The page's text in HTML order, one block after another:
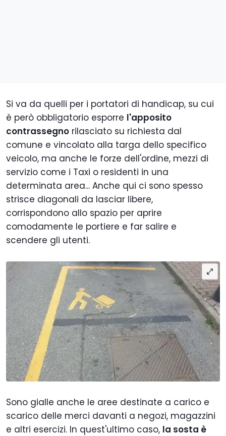
Si va da quelli per i portatori di handicap, su cui
è però obbligatorio esporre l'apposito
contrassegno rilasciato su richiesta dal
comune e vincolato alla targa dello specifico
veicolo, ma anche le forze dell'ordine, mezzi di
servizio come i Taxi o residenti in una
determinata area... Anche qui ci sono spesso
strisce diagonali da lasciar libere,
corrispondono allo spazio per aprire
comodamente le portiere e far salire e
scendere gli utenti.
Sono gialle anche le aree destinate a carico e
scarico delle merci davanti a negozi, magazzini
e altri esercizi. In quest'ultimo caso, la sosta è